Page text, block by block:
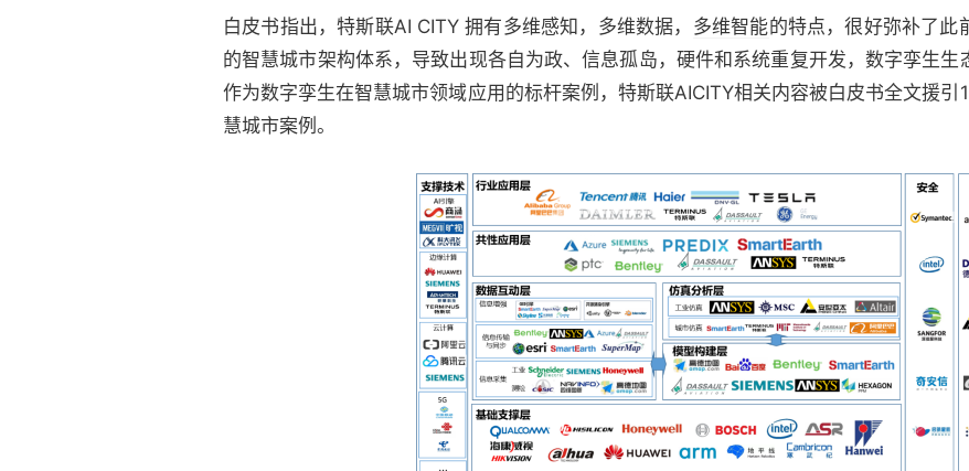
白皮书指出，特斯联AI CITY 拥有多维感知，多维数据， 多维智能的特点，很好弥补了此
的智慧城市架构体系，导致出现各自为政、信息孤岛，硬件和系统重复开发，数字孪生生
作为数字孪生在智慧城市领域应用的标杆案例，特斯联AICITY相关内容被白皮书全文援引
慧城市案例。